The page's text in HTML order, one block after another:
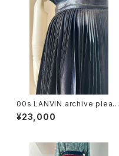
00s LANVIN archive pleats
skirt
¥23,000